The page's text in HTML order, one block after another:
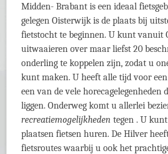
Midden- Brabant is een ideaal
gelegen Oisterwijk is de plaats bij
fietstocht te beginnen. U kunt vanuit
uitwaaieren over maar liefst 20
onderling te koppelen zijn, zodat u
kunt maken. U heeft alle tijd voor
een van de vele horecagelegenheden
liggen. Onderweg komt u allerlei
recreatiemogelijkheden tegen . U
plaatsen fietsen huren. De Hilver
fietsroutes waarbij u ook het